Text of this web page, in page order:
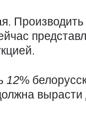
Производить
12%
вырасти